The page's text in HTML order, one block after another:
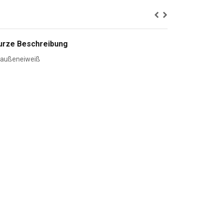
Beschreibung